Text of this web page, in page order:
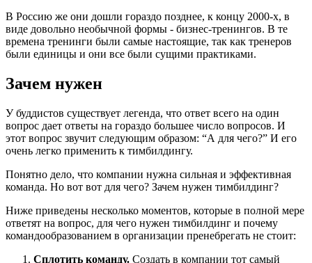
В Россию же они дошли гораздо позднее, к концу 2000-х, в
виде довольно необычной формы - бизнес-тренингов. В те
времена тренинги были самые настоящие, так как тренеров
были единицы и они все были сущими практиками.
Зачем нужен
У буддистов существует легенда, что ответ всего на один
вопрос дает ответы на гораздо большее число вопросов. И
этот вопрос звучит следующим образом: “А для чего?” И его
очень легко применить к тимбилдингу.
Понятно дело, что компании нужна сильная и эффективная
команда. Но вот вот для чего? Зачем нужен тимбилдинг?
Ниже приведены несколько моментов, которые в полной мере
ответят на вопрос, для чего нужен тимбилдинг и почему
командообразованием в организации пренебрегать не стоит:
Сплотить команду. Создать в компании тот самый